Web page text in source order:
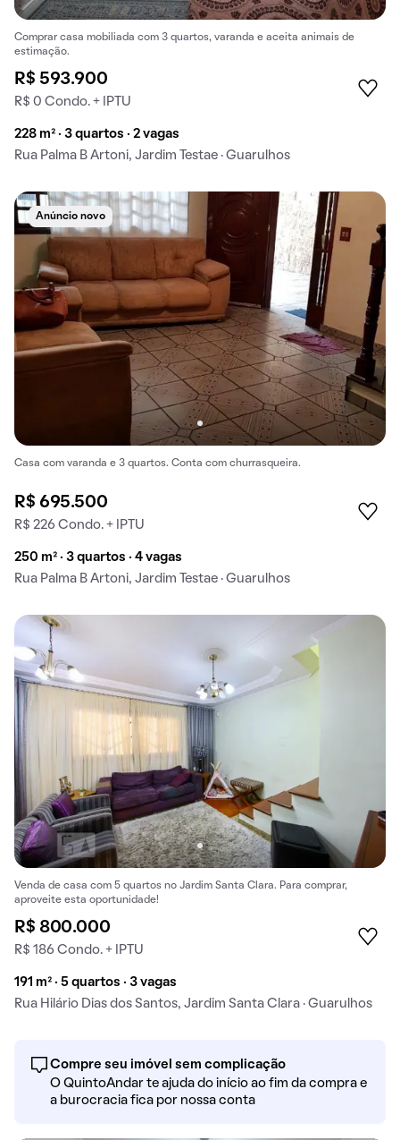
Comprar casa mobiliada com 3 quartos, varanda e aceita animais de
estimação.
R$ 593.900
R$ 0 Condo. + IPTU
228 m² · 3 quartos · 2 vagas
Rua Palma B Artoni, Jardim Testae · Guarulhos
Anúncio novo
Casa com varanda e 3 quartos. Conta com churrasqueira.
R$ 695.500
R$ 226 Condo. + IPTU
250 m² · 3 quartos · 4 vagas
Rua Palma B Artoni, Jardim Testae · Guarulhos
Venda de casa com 5 quartos no Jardim Santa Clara. Para comprar,
aproveite esta oportunidade!
R$ 800.000
R$ 186 Condo. + IPTU
191 m² · 5 quartos · 3 vagas
Rua Hilário Dias dos Santos, Jardim Santa Clara · Guarulhos
Compre seu imóvel sem complicação
O QuintoAndar te ajuda do início ao fim da compra e
a burocracia fica por nossa conta